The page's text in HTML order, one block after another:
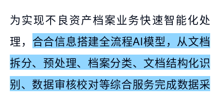
为实现不良资产档案业务快速智能化处
理， 合合信息搭建全流程AI模型，从文档
拆分、预处理、档案分类、文档结构化识
别、数据审核校对等综合服务完成数据采